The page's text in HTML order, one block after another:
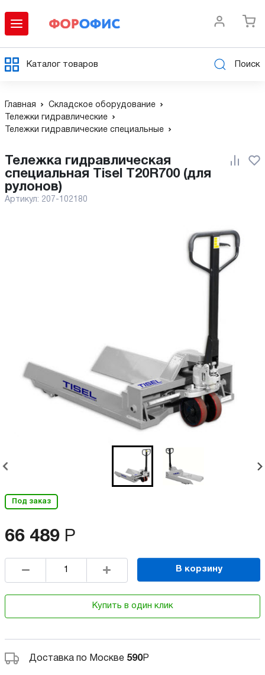
Каталог товаров Поиск
Главная
Складское оборудование
Тележки гидравлические
Тележки гидравлические специальные
специальная Tisel T20R700 (для
рулонов)
Артикул: 207-102180
Под заказ
66 489 Р
В корзину
Купить в один клик
Доставка по Москве 590Р